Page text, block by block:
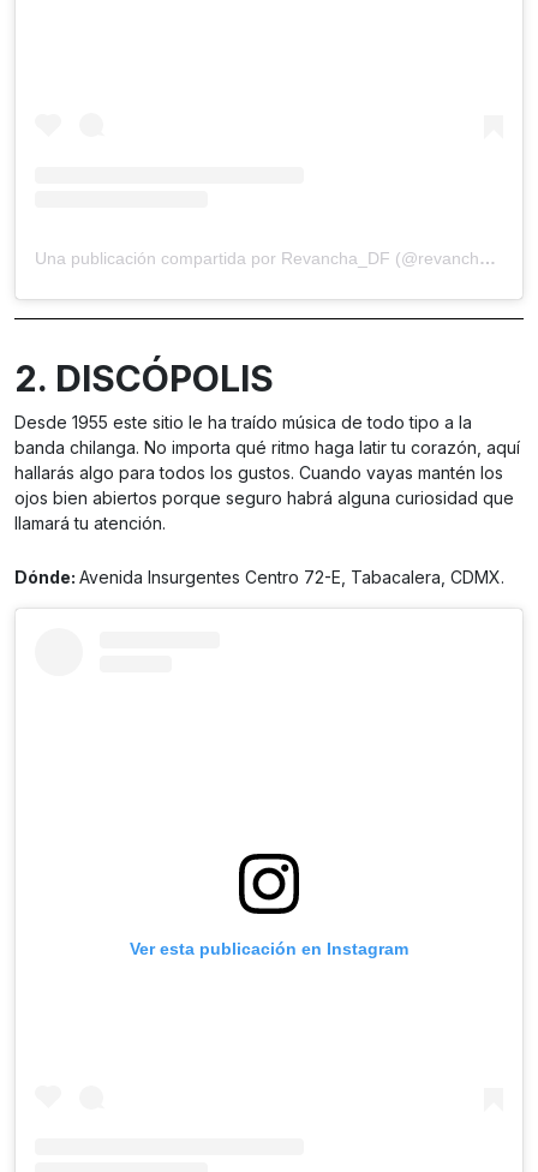
Una publicación compartida por Revancha_DF (@revancha_df)
2. DISCÓPOLIS
Desde 1955 este sitio le ha traído música de todo tipo a la
banda chilanga. No importa qué ritmo haga latir tu corazón, aquí
hallarás algo para todos los gustos. Cuando vayas mantén los
ojos bien abiertos porque seguro habrá alguna curiosidad que
llamará tu atención.
Dónde: Avenida Insurgentes Centro 72-E, Tabacalera, CDMX.
Ver esta publicación en Instagram